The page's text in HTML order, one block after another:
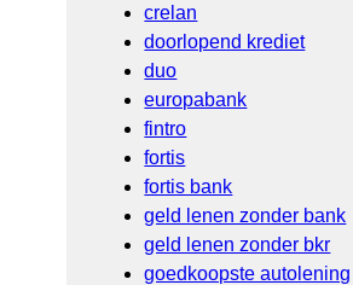
crelan
doorlopend krediet
duo
europabank
fintro
fortis
fortis bank
geld lenen zonder bank
geld lenen zonder bkr
goedkoopste autolening